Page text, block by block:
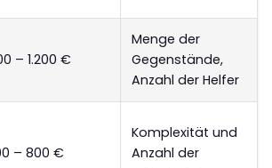
– 1.200 €
Menge der
Gegenstände,
Anzahl der Helfer
– 800 €
Komplexität und
Anzahl der